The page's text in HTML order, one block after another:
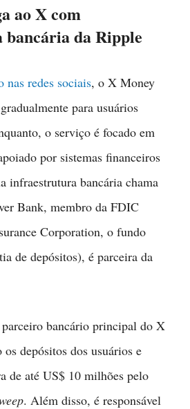
ao X com
da Ripple
nas redes sociais, o X Money
para usuários
o serviço é focado em
por sistemas financeiros
infraestrutura bancária chama
Bank, membro da FDIC
Corporation, o fundo
de depósitos), é parceira da
bancário principal do X
depósitos dos usuários e
de até US$ 10 milhões pelo
. Além disso, é responsável